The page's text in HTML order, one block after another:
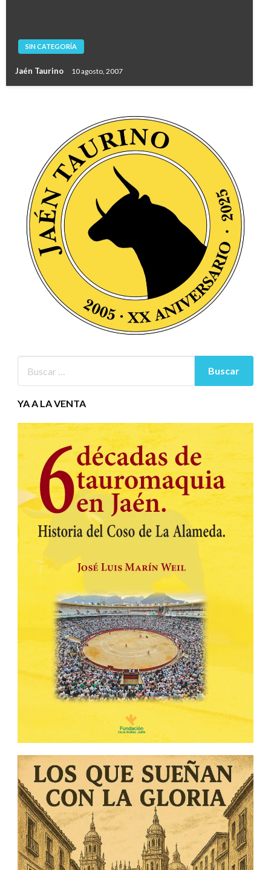
SIN CATEGORÍA
Jaén Taurino 10 agosto, 2007
YA A LA VENTA